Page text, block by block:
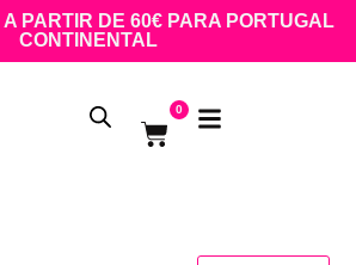
A PARTIR DE 60€ PARA PORTUGAL
CONTINENTAL
0